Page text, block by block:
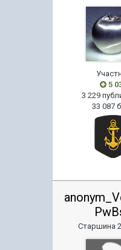
5
3 229
33 087
Старшина